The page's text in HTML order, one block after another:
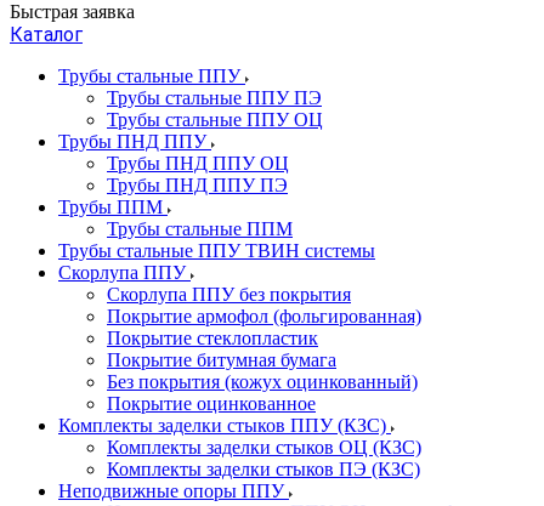
Быстрая заявка
Каталог
Трубы стальные ППУ
Трубы стальные ППУ ПЭ
Трубы стальные ППУ ОЦ
Трубы ПНД ППУ
Трубы ПНД ППУ ОЦ
Трубы ПНД ППУ ПЭ
Трубы ППМ
Трубы стальные ППМ
Трубы стальные ППУ ТВИН системы
Скорлупа ППУ
Скорлупа ППУ без покрытия
Покрытие армофол (фольгированная)
Покрытие стеклопластик
Покрытие битумная бумага
Без покрытия (кожух оцинкованный)
Покрытие оцинкованное
Комплекты заделки стыков ППУ (КЗС)
Комплекты заделки стыков ОЦ (КЗС)
Комплекты заделки стыков ПЭ (КЗС)
Неподвижные опоры ППУ